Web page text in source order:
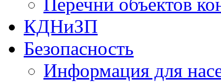
Перечни объектов
КДНиЗП
Безопасность
Информация для